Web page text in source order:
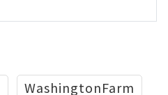
WashingtonFarm